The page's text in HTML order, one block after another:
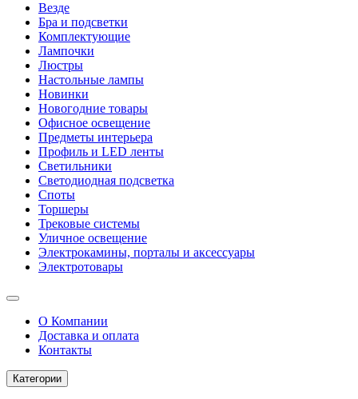
Везде
Бра и подсветки
Комплектующие
Лампочки
Люстры
Настольные лампы
Новинки
Новогодние товары
Офисное освещение
Предметы интерьера
Профиль и LED ленты
Светильники
Светодиодная подсветка
Споты
Торшеры
Трековые системы
Уличное освещение
Электрокамины, порталы и аксессуары
Электротовары
О Компании
Доставка и оплата
Контакты
Категории